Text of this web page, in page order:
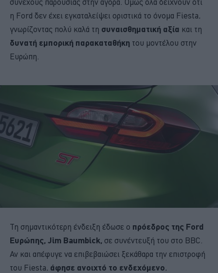
η Ford δεν έχει εγκαταλείψει οριστικά το όνομα Fiesta,
γνωρίζοντας πολύ καλά τη συναισθηματική αξία και τη
δυνατή εμπορική παρακαταθήκη του μοντέλου στην
Ευρώπη.
Τη σημαντικότερη ένδειξη έδωσε ο πρόεδρος της Ford
Ευρώπης, Jim Baumbick, σε συνέντευξή του στο BBC.
Αν και απέφυγε να επιβεβαιώσει ξεκάθαρα την επιστροφή
του Fiesta, άφησε ανοιχτό το ενδεχόμενο,